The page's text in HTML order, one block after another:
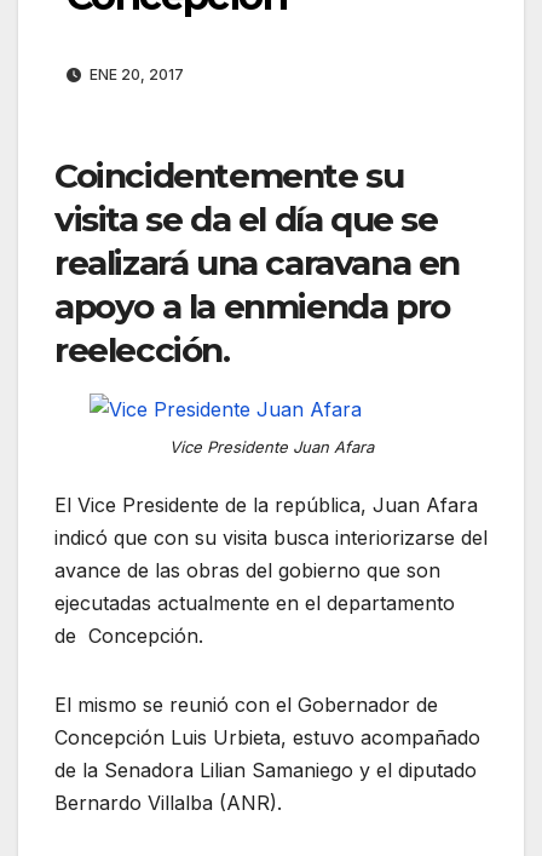
ENE 20, 2017
Coincidentemente su
visita se da el día que se
realizará una caravana en
apoyo a la enmienda pro
reelección.
Vice Presidente Juan Afara
El Vice Presidente de la república, Juan Afara
indicó que con su visita busca interiorizarse del
avance de las obras del gobierno que son
ejecutadas actualmente en el departamento
de Concepción.
El mismo se reunió con el Gobernador de
Concepción Luis Urbieta, estuvo acompañado
de la Senadora Lilian Samaniego y el diputado
Bernardo Villalba (ANR).